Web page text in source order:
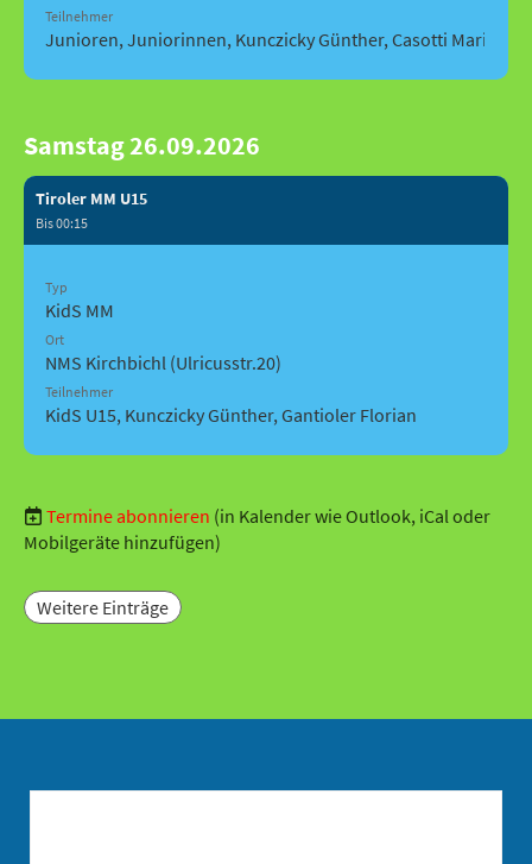
Teilnehmer
Junioren, Juniorinnen, Kunczicky Günther, Casotti Mario,
Samstag 26.09.2026
Tiroler MM U15
Bis 00:15
Typ
KidS MM
Ort
NMS Kirchbichl (Ulricusstr.20)
Teilnehmer
KidS U15, Kunczicky Günther, Gantioler Florian
Termine abonnieren (in Kalender wie Outlook, iCal oder
Mobilgeräte hinzufügen)
Weitere Einträge